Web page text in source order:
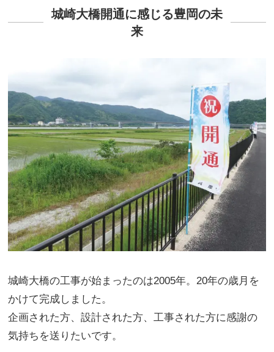
城崎大橋開通に感じる豊岡の未
来
城崎大橋の工事が始まったのは2005年。20年の歳月を
かけて完成しました。
企画された方、設計された方、工事された方に感謝の
気持ちを送りたいです。